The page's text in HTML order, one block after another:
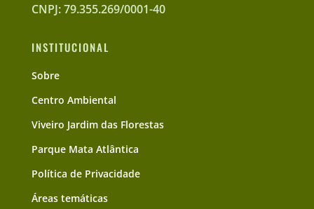
CNPJ: 79.355.269/0001-40
INSTITUCIONAL
Sobre
Centro Ambiental
Viveiro Jardim das Florestas
Parque Mata Atlântica
Política de Privacidade
Áreas temáticas